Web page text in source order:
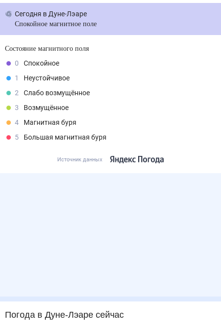
Сегодня в Дуне-Лэаре
Спокойное магнитное поле
Состояние магнитного поля
0
Спокойное
1
Неустойчивое
2
Слабо возмущённое
3
Возмущённое
4
Магнитная буря
5
Большая магнитная буря
Источник данных
Погода в Дуне-Лэаре сейчас